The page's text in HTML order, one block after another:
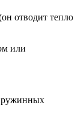
отводит тепло
или